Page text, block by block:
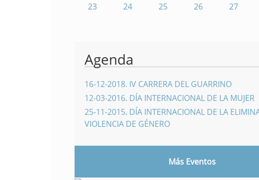
23 24 25 26 27
Agenda
16-12-2018. IV CARRERA DEL GUARRINO
12-03-2016. DÍA INTERNACIONAL DE LA MUJER
25-11-2015. DÍA INTERNACIONAL DE LA
VIOLENCIA DE GÉNERO
Más Eventos